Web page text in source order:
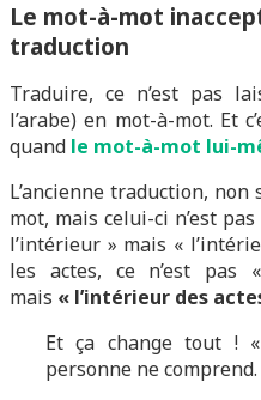
Le mot-à-mot
traduction
Traduire, ce n’est pas
l’arabe) en mot-à-mot. Et
quand le mot-à-mot lui-
L’ancienne traduction,
mot, mais celui-ci n’est
l’intérieur » mais «
les actes, ce n’est pas
mais « l’intérieur des
Et ça change tout !
personne ne comprend.